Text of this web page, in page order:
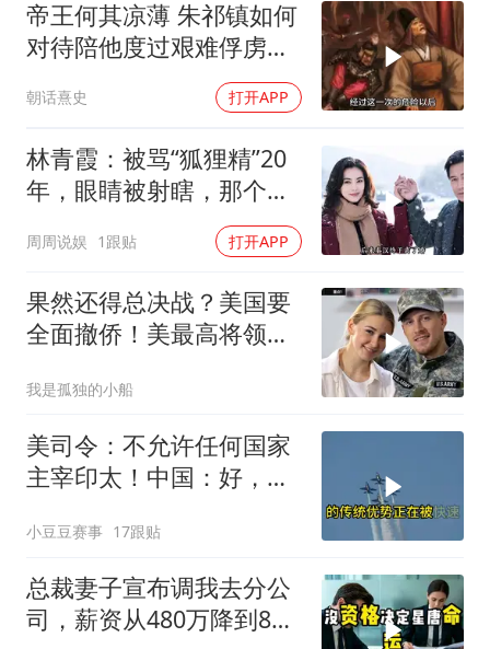
帝王何其凉薄 朱祁镇如何
对待陪他度过艰难俘虏生
朝话熹史 打开APP
林青霞：被骂“狐狸精”20
年，眼睛被射瞎，那个男
人只问了一句“谁来出机票
钱？”
周周说娱 1跟贴 打开APP
果然还得总决战？美国要
全面撤侨！美最高将领：
我是孤独的小船
美司令：不允许任何国家
主宰印太！中国：好，轰
小豆豆赛事 17跟贴
总裁妻子宣布调我去分公
司，薪资从480万降到8